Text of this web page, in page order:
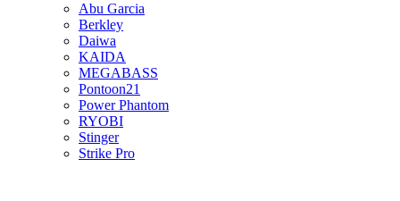
Abu Garcia
Berkley
Daiwa
KAIDA
MEGABASS
Pontoon21
Power Phantom
RYOBI
Stinger
Strike Pro